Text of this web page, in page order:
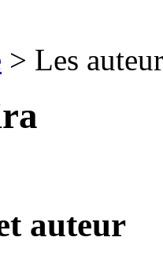
> Les
auteur